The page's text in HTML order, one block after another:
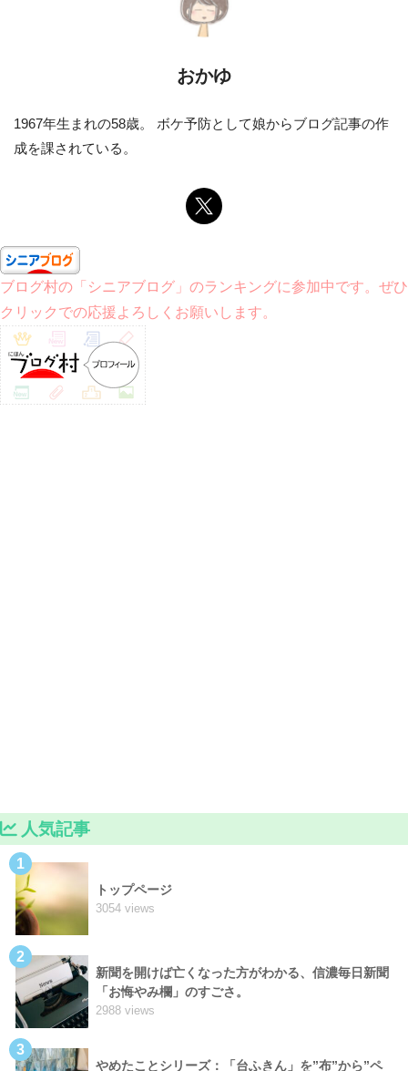
おかゆ
1967年生まれの58歳。 ボケ予防として娘からブログ記事の作
成を課されている。
ブログ村の「シニアブログ」のランキングに参加中です。ぜひ
クリックでの応援よろしくお願いします。
人気記事
1
トップページ
3054 views
2
新聞を開けば亡くなった方がわかる、信濃毎日新聞
「お悔やみ欄」のすごさ。
2988 views
3
やめたことシリーズ：「台ふきん」を”布”から”ペ